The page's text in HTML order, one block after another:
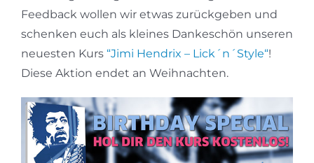
Feedback wollen wir etwas zurückgeben und
schenken euch als kleines Dankeschön unseren
neuesten Kurs “Jimi Hendrix – Lick´n´Style“!
Diese Aktion endet an Weihnachten.